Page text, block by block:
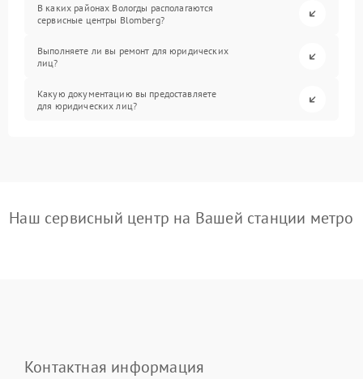
В каких районах Вологды располагаются
сервисные центры Blomberg?
Выполняете ли вы ремонт для юридических
лиц?
Какую документацию вы предоставляете
для юридических лиц?
Наш сервисный центр на Вашей станции метро
Контактная информация